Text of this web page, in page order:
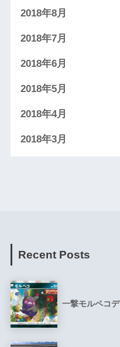
2018年8月
2018年7月
2018年6月
2018年5月
2018年4月
2018年3月
Recent Posts
一撃モルペコ